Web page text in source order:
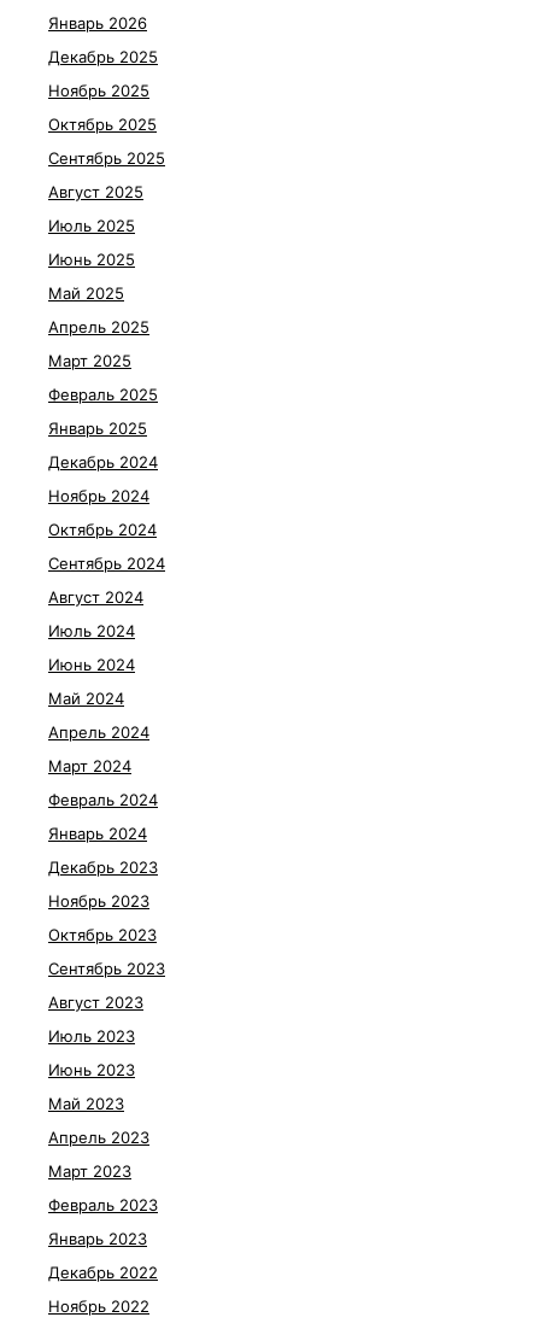
Январь 2026
Декабрь 2025
Ноябрь 2025
Октябрь 2025
Сентябрь 2025
Август 2025
Июль 2025
Июнь 2025
Май 2025
Апрель 2025
Март 2025
Февраль 2025
Январь 2025
Декабрь 2024
Ноябрь 2024
Октябрь 2024
Сентябрь 2024
Август 2024
Июль 2024
Июнь 2024
Май 2024
Апрель 2024
Март 2024
Февраль 2024
Январь 2024
Декабрь 2023
Ноябрь 2023
Октябрь 2023
Сентябрь 2023
Август 2023
Июль 2023
Июнь 2023
Май 2023
Апрель 2023
Март 2023
Февраль 2023
Январь 2023
Декабрь 2022
Ноябрь 2022